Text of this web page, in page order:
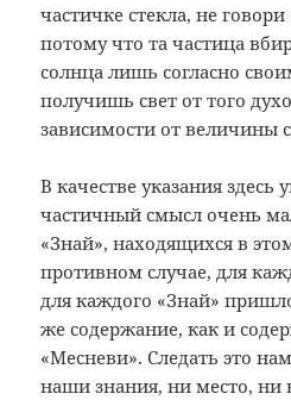
частичке стекла, не
потому что та частица
солнца лишь согласно
получишь свет от того
зависимости от величины
В качестве указания
частичный смысл очень
«Знай», находящихся в
противном случае, для
для каждого «Знай»
же содержание, как и
«Месневи». Следать это
наши знания, ни место, ни